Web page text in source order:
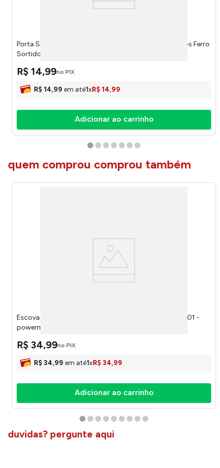
Porta Shampoo Bela Casa com 2 Suportes e 2 Ganchos Ferro
Sortido 24x7,5x46cm LM3336BEL - honeyhome
R$ 14,99no PIX
R$ 14,99 em até1xR$ 14,99
Adicionar ao carrinho
quem comprou comprou também
Escova Sanitária Cabo Aço Inox Branco 126088800001 -
powermaid
R$ 34,99no PIX
R$ 34,99 em até1xR$ 34,99
Adicionar ao carrinho
duvidas? pergunte aqui